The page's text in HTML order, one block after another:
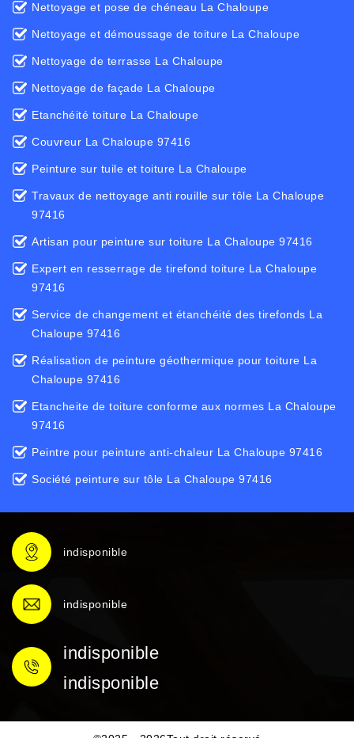
Nettoyage et pose de chéneau La Chaloupe
Nettoyage et démoussage de toiture La Chaloupe
Nettoyage de terrasse La Chaloupe
Nettoyage de façade La Chaloupe
Etanchéité toiture La Chaloupe
Couvreur La Chaloupe 97416
Peinture sur tuile et toiture La Chaloupe
Travaux de nettoyage anti rouille sur tôle La Chaloupe
97416
Artisan pour peinture sur toiture La Chaloupe 97416
Expert en resserrage de tirefond toiture La Chaloupe
97416
Service de changement et étanchéité des tirefonds La
Chaloupe 97416
Réalisation de peinture géothermique pour toiture La
Chaloupe 97416
Etancheite de toiture conforme aux normes La Chaloupe
97416
Peintre pour peinture anti-chaleur La Chaloupe 97416
Société peinture sur tôle La Chaloupe 97416
indisponible
indisponible
indisponible
indisponible